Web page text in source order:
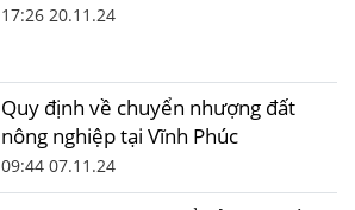
17:26 20.11.24
Quy định về chuyển nhượng đất
nông nghiệp tại Vĩnh Phúc
09:44 07.11.24